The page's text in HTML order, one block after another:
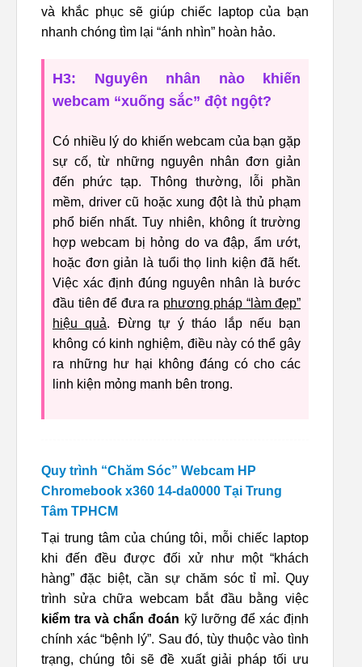
và khắc phục sẽ giúp chiếc laptop của bạn
nhanh chóng tìm lại “ánh nhìn” hoàn hảo.
H3: Nguyên nhân nào khiến
webcam “xuống sắc” đột ngột?
Có nhiều lý do khiến webcam của bạn gặp
sự cố, từ những nguyên nhân đơn giản
đến phức tạp. Thông thường, lỗi phần
mềm, driver cũ hoặc xung đột là thủ phạm
phổ biến nhất. Tuy nhiên, không ít trường
hợp webcam bị hỏng do va đập, ẩm ướt,
hoặc đơn giản là tuổi thọ linh kiện đã hết.
Việc xác định đúng nguyên nhân là bước
đầu tiên để đưa ra phương pháp “làm đẹp”
hiệu quả. Đừng tự ý tháo lắp nếu bạn
không có kinh nghiệm, điều này có thể gây
ra những hư hại không đáng có cho các
linh kiện mỏng manh bên trong.
Quy trình “Chăm Sóc” Webcam HP
Chromebook x360 14-da0000 Tại Trung
Tâm TPHCM
Tại trung tâm của chúng tôi, mỗi chiếc laptop
khi đến đều được đối xử như một “khách
hàng” đặc biệt, cần sự chăm sóc tỉ mỉ. Quy
trình sửa chữa webcam bắt đầu bằng việc
kiểm tra và chẩn đoán kỹ lưỡng để xác định
chính xác “bệnh lý”. Sau đó, tùy thuộc vào tình
trạng, chúng tôi sẽ đề xuất giải pháp tối ưu